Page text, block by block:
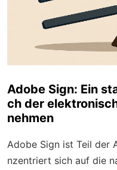
Adobe Sign: Ein
ch der
nehmen
Adobe Sign ist Teil der
nzentriert sich auf die